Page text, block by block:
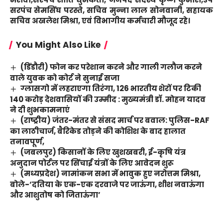
सरपंच सेमसिंघ परस्ते, सचिव मुन्ना लाल सोनवानी, सहायक
सचिव अखलेश मिश्रा, एवं विभागीय कर्मचारी मौजूद रहे।
You Might Also Like
(डिंडौरी) फोन कर परेशान करने और गाली गलौज करने
वाले युवक को कोर्ट ने सुनाई सजा
ग्लासगो में लहराएगा तिरंगा, 126 भारतीय शेरों पर टिकी
140 करोड़ देशवासियों की उम्मीद : मुख्यमंत्री डॉ. मोहन यादव
ने दी शुभकामनाएं
(राष्ट्रीय) जंतर-मंतर से संसद मार्च पर बवाल: पुलिस-RAF
का लाठीचार्ज, बैरिकेड तोड़ने की कोशिश के बाद हालात
तनावपूर्ण,
(जबलपुर) किसानों के लिए खुशखबरी, ई-कृषि यंत्र
अनुदान पोर्टल पर सिंचाई यंत्रों के लिए आवेदन शुरू
(मध्यप्रदेश) नामांकन सभा में भावुक हुए नरोत्तम मिश्रा,
बोले-‘दतिया के एक-एक दरवाजे पर जाऊंगा, शीश नवाऊंगा
और आशुतोष को जिताऊंगा’